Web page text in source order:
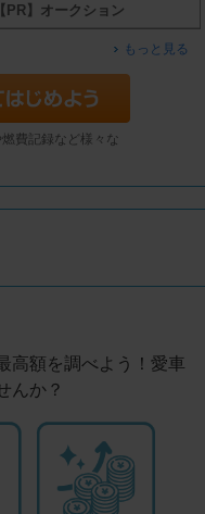
【PR】オークション
もっと見る
費記録など様々な
高額を調べよう！愛車
んか？